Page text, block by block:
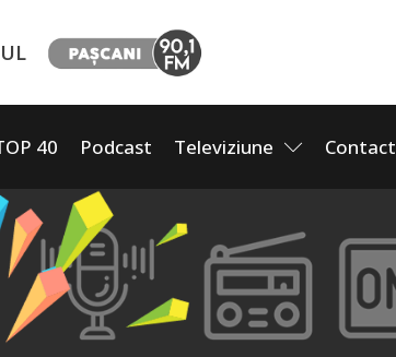
40 Podcast Televiziune Contact